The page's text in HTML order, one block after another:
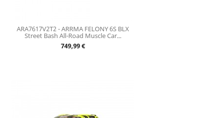
ARA7617V2T2 - ARRMA FELONY 6S BLX
Street Bash All-Road Muscle Car...
Prix
749,99 €